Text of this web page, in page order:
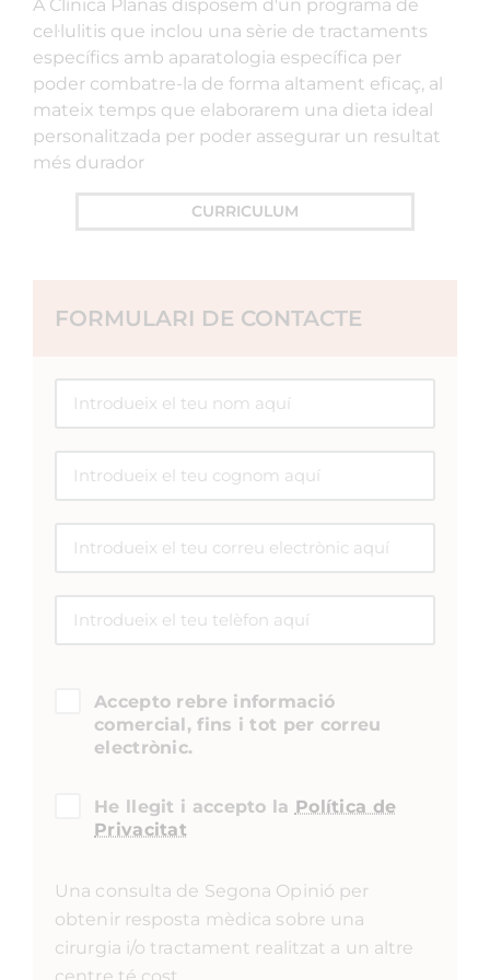
A Clínica Planas disposem d'un programa de
cel·lulitis que inclou una sèrie de tractaments
específics amb aparatologia específica per
poder combatre-la de forma altament eficaç, al
mateix temps que elaborarem una dieta ideal
personalitzada per poder assegurar un resultat
més durador
CURRICULUM
FORMULARI DE CONTACTE
Accepto rebre informació
comercial, fins i tot per correu
electrònic.
He llegit i accepto la Política de
Privacitat
Una consulta de Segona Opinió per
obtenir resposta mèdica sobre una
cirurgia i/o tractament realitzat a un altre